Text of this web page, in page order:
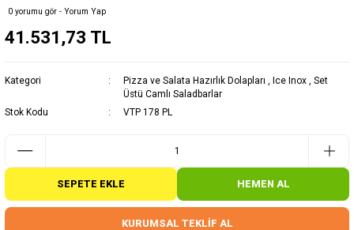
0 yorumu gör - Yorum Yap
41.531,73 TL
Kategori Pizza ve Salata Hazırlık Dolapları Ice Inox
Set
Üstü Camlı Saladbarlar
Stok Kodu
VTP 178 PL
SEPETE EKLE HEMEN AL
KURUMSAL TEKLİF AL